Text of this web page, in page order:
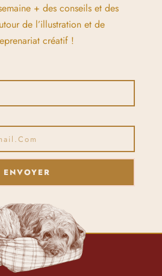
+ des conseils et des
de l’illustration et de
créatif !
ENVOYER